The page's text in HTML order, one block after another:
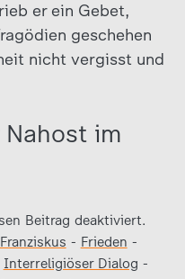
er ein Gebet,
geschehen
nicht vergisst und
im
Beitrag deaktiviert.
Franziskus - Frieden -
Interreligiöser Dialog -